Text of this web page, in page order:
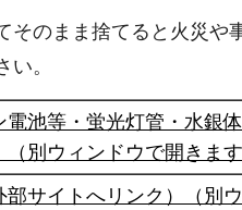
そのまま捨てると火災
。
池等・蛍光灯管・水銀
（別ウィンドウで開きます
サイトへリンク）（別